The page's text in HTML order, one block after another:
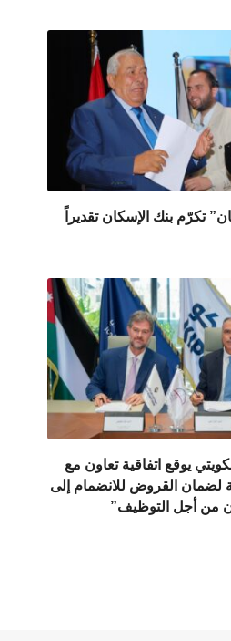
تكرّم بنك الإسكان تقديراً
يوقع اتفاقية تعاون مع
لضمان القروض للانضمام إلى
من أجل التوظيف”